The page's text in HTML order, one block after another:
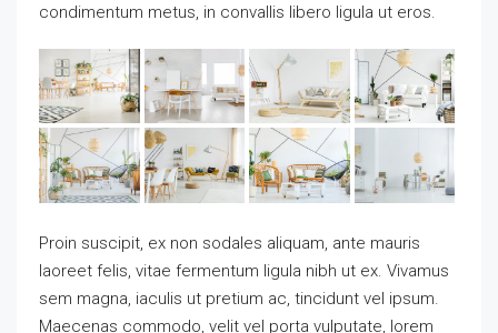
condimentum metus, in convallis libero ligula ut eros.
Proin suscipit, ex non sodales aliquam, ante mauris
laoreet felis, vitae fermentum ligula nibh ut ex. Vivamus
sem magna, iaculis ut pretium ac, tincidunt vel ipsum.
Maecenas commodo, velit vel porta vulputate, lorem